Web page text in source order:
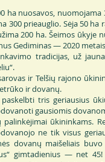
ha nuosavos,
300 prieauglio. Sėja 50
200 ha. Šeimos ūkyje
Gediminas — 2020
tradicijas, už
ir Telšių rajono
ir dovanų.
tris geriausius
gausiomis
ūkininkams.
ne tik visus
dovanų maišeliais
gimtadienius — net